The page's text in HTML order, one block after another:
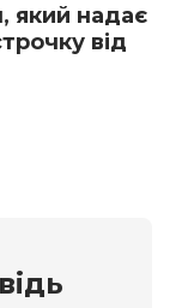
який надає
від